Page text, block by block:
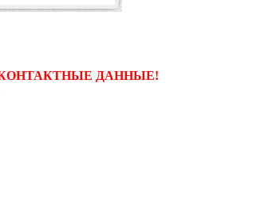
ДАННЫЕ!